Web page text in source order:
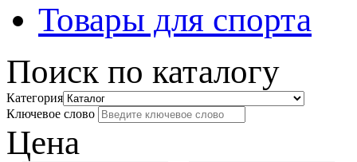
Товары для спорта
Поиск по каталогу
Категория
Ключевое слово
Цена